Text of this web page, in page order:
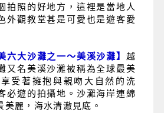
拍照的好地方，這裡是當地人
外觀教堂甚是可愛也是遊客愛
六大沙灘之一～美溪沙灘】 越
又名美溪沙灘被稱為全球最美
受著擁抱與親吻大自然的洗
必遊的拍攝地。沙灘海岸連綿
美麗，海水清澈見底。